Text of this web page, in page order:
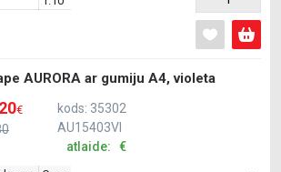
AURORA ar gumiju A4, violeta
€
kods: 35302
AU15403VI
atlaide: €